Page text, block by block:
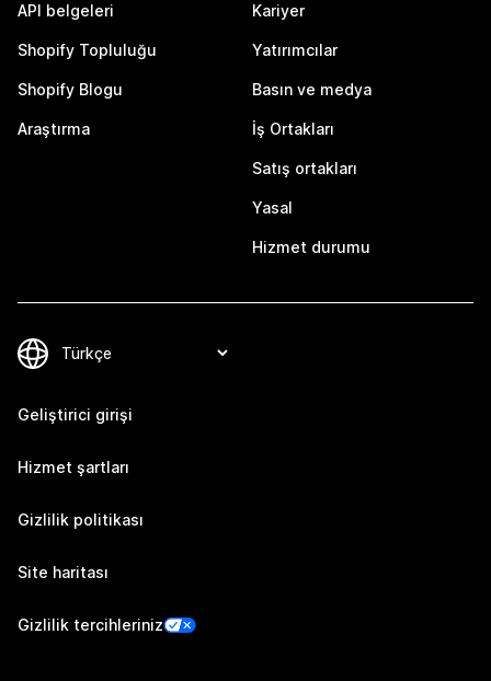
API belgeleri
Shopify Topluluğu
Shopify Blogu
Araştırma
Kariyer
Yatırımcılar
Basın ve medya
İş Ortakları
Satış ortakları
Yasal
Hizmet durumu
Geliştirici girişi
Hizmet şartları
Gizlilik politikası
Site haritası
Gizlilik tercihleriniz